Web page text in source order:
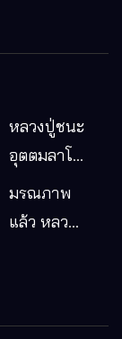
หลวงปู่ชนะ
อุตตมลาโภ
หมากอื๋อ
มรณภาพ
แล้ว หลวง